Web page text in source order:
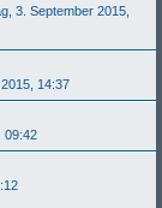
3. September 2015,
14:37
09:42